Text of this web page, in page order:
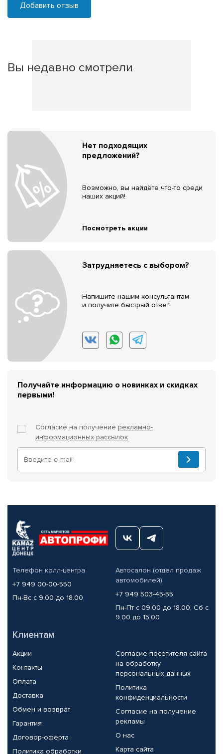
Добавить отзыв
Вы недавно смотрели
Нет подходящих
предложений?
Возможно, вы найдёте что-то среди
наших акций!
Посмотреть акции
Затрудняетесь с выбором?
Напишите нашим консультантам
и получите быстрый ответ!
Получайте информацию о новинках и скидках
первыми!
Согласие на получение рекламно-
информационных рассылок
Телефон колл-центра
+7 949 00-00-550
Пн-Вс с 9.00 до 18.00
Автосалон (отдел продаж
автомобилей)
+7 949 503-45-55
Пн-Пт с 09.00 до 18.00, Сб с
9.00 до 15.00
Клиентам
Акции
Контакты
Оплата
Доставка
Обмен и возврат
Гарантия
Договор-оферта
Политика обработки
Согласие посетителя сайта
на обработку
персональных данных
Политика
конфиденциальности
Согласие на получение
рекламы
О нас
Карта сайта